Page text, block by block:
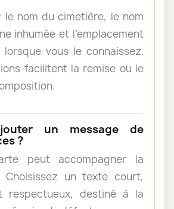
le nom du cimetière, le nom
inhumée et l’emplacement
vous le connaissez.
facilitent la remise ou le
un message de
?
peut accompagner la
Choisissez un texte court,
respectueux, destiné à la